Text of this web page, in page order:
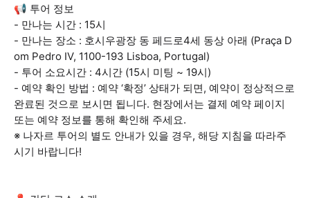
📢 투어 정보
- 만나는 시간 : 15시
- 만나는 장소 : 호시우광장 동 페드로4세 동상 아래 (Praça D
om Pedro IV, 1100-193 Lisboa, Portugal)
- 투어 소요시간 : 4시간 (15시 미팅 ~ 19시)
- 예약 확인 방법 : 예약 ‘확정’ 상태가 되면, 예약이 정상적으로
완료된 것으로 보시면 됩니다. 현장에서는 결제 예약 페이지
또는 예약 정보를 통해 확인해 주세요.
※ 나자르 투어의 별도 안내가 있을 경우, 해당 지침을 따라주
시기 바랍니다!